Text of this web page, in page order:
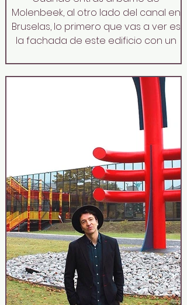
Molenbeek, al otro lado del canal en
Bruselas, lo primero que vas a ver es
la fachada de este edificio con un
mantenerse a flote en medio de
aguas turbulentas. Quizás sea la
metáfora de un barrio que lucha por
quitarse el estigma de “zona
deprimida” y que navega con
dificultades pero, eso sí, siempre a
flote. En los últimos meses se están
instalando en la zona algunos
comercios y profesionales
independientes que aprovech